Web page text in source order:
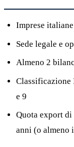
Imprese
Sede legale e
Almeno 2
Classificazione
e 9
Quota export
anni (o almeno